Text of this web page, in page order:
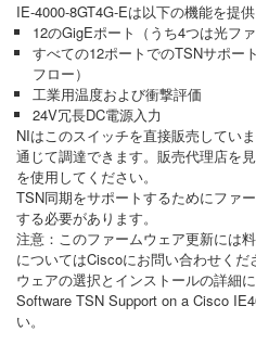
IE-4000-8GT4G-Eは以下の機能を提供
12のGigEポート（うち4つは光フ
すべての12ポートでのTSNサポー
フロー）
工業用温度および衝撃評価
24V冗長DC電源入力
NIはこのスイッチを直接販売してい
通じて調達できます。販売代理店を
を使用してください。
TSN同期をサポートするためにファ
する必要があります。
注意：このファームウェア更新には
についてはCiscoにお問い合わせく
ウェアの選択とインストールの詳細
Software TSN Support on a Cisco
い。